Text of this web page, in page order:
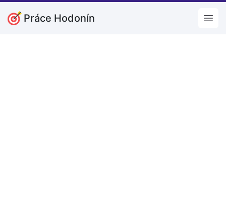
Práce Hodonín